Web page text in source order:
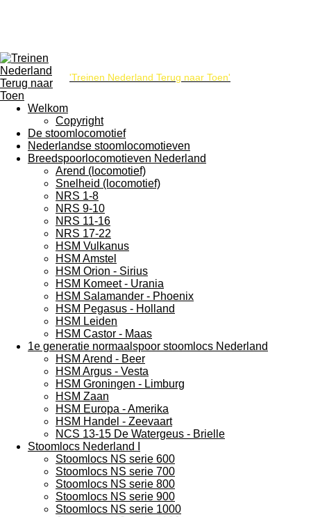
'Treinen Nederland Terug naar Toen'
Welkom
Copyright
De stoomlocomotief
Nederlandse stoomlocomotieven
Breedspoorlocomotieven Nederland
Arend (locomotief)
Snelheid (locomotief)
NRS 1-8
NRS 9-10
NRS 11-16
NRS 17-22
HSM Vulkanus
HSM Amstel
HSM Orion - Sirius
HSM Komeet - Urania
HSM Salamander - Phoenix
HSM Pegasus - Holland
HSM Leiden
HSM Castor - Maas
1e generatie normaalspoor stoomlocs Nederland
HSM Arend - Beer
HSM Argus - Vesta
HSM Groningen - Limburg
HSM Zaan
HSM Europa - Amerika
HSM Handel - Zeevaart
NCS 13-15 De Watergeus - Brielle
Stoomlocs Nederland I
Stoomlocs NS serie 600
Stoomlocs NS serie 700
Stoomlocs NS serie 800
Stoomlocs NS serie 900
Stoomlocs NS serie 1000